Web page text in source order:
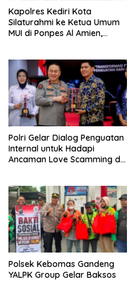
Kapolres Kediri Kota
Silaturahmi ke Ketua Umum
MUI di Ponpes Al Amien,
Polri Gelar Dialog Penguatan
Internal untuk Hadapi
Ancaman Love Scamming di
Polsek Kebomas Gandeng
YALPK Group Gelar Baksos